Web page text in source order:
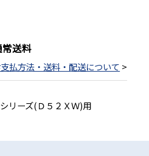
常送料
払方法・送料・配送について >
リーズ(Ｄ５２ＸＷ)用